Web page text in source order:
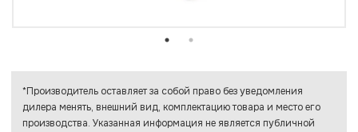
*Производитель оставляет за собой право без уведомления
дилера менять, внешний вид, комплектацию товара и место его
производства. Указанная информация не является публичной